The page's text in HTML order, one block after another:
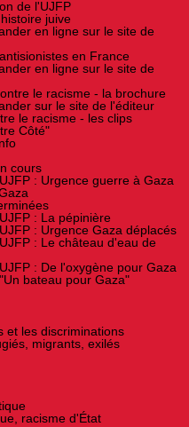
de l'UJFP
juive
en ligne sur le site de
en France
en ligne sur le site de
le racisme - la brochure
sur le site de l'éditeur
le racisme - les clips
Côté"
cours
: Urgence guerre à Gaza
: La pépinière
: Urgence Gaza déplacés
: Le château d'eau de
: De l'oxygène pour Gaza
bateau pour Gaza"
et les discriminations
migrants, exilés
racisme d'État